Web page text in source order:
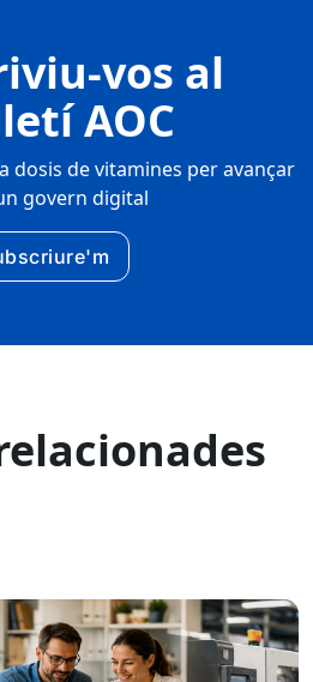
vos al
AOC
dosis de vitamines per avançar
govern digital